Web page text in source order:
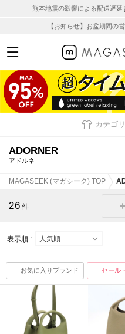
熊本地震の影響による配送遅延
【お知らせ】お盆期間の
カテゴリ
ADORNER
アドルネ
MAGASEEK (マガシーク) TOP
26 件
表示順 :
お気に入りブランド セール